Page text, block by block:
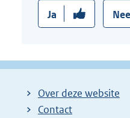
Ja Nee
Over deze website
Contact